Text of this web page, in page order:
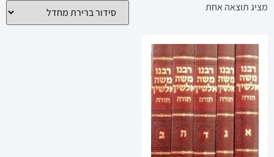
מציג תוצאה אחת